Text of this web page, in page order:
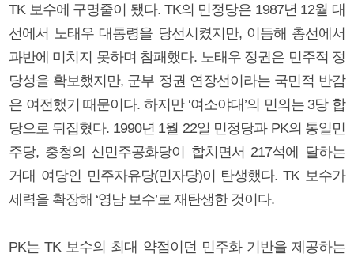
TK 보수에 구명줄이 됐다. TK의 민정당은 1987년 12월 대
선에서 노태우 대통령을 당선시켰지만, 이듬해 총선에서
과반에 미치지 못하며 참패했다. 노태우 정권은 민주적 정
당성을 확보했지만, 군부 정권 연장선이라는 국민적 반감
은 여전했기 때문이다. 하지만 ‘여소야대’의 민의는 3당 합
당으로 뒤집혔다. 1990년 1월 22일 민정당과 PK의 통일민
주당, 충청의 신민주공화당이 합치면서 217석에 달하는
거대 여당인 민주자유당(민자당)이 탄생했다. TK 보수가
세력을 확장해 ‘영남 보수’로 재탄생한 것이다.
PK는 TK 보수의 최대 약점이던 민주화 기반을 제공하는